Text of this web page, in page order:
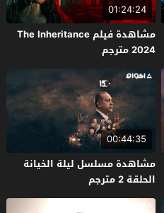
01:24:24
مشاهدة فيلم The Inheritance
2024 مترجم
00:44:35
مشاهدة مسلسل ليلة الخيانة
الحلقة 2 مترجم